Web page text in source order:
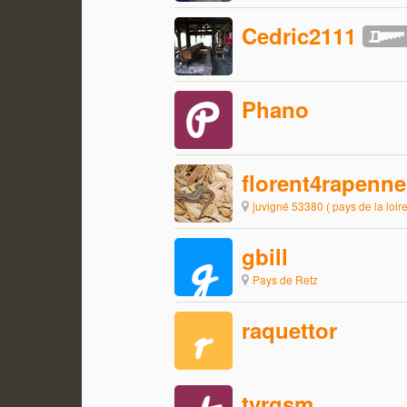
Cedric2111
Phano
florent4rapenne
juvigné 53380 ( pays de la
gbill
Pays de Retz
raquettor